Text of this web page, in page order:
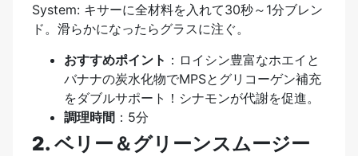
System: キサーに全材料を入れて30秒～1分ブレン
ド。滑らかになったらグラスに注ぐ。
おすすめポイント ：ロイシン豊富なホエイと
バナナの炭水化物でMPSとグリコーゲン補充
をダブルサポート！シナモンが代謝を促進。
調理時間 ：5分
2. ベリー＆グリーンスムージー